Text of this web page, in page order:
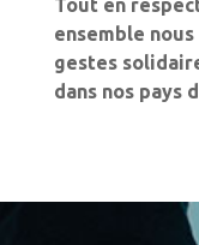
Tout en
ensemble
gestes
dans nos pays